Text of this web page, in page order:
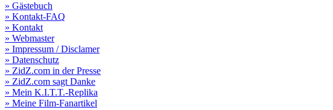
» Gästebuch
» Kontakt-FAQ
» Kontakt
» Webmaster
» Impressum / Disclamer
» Datenschutz
» ZidZ.com in der Presse
» ZidZ.com sagt Danke
» Mein K.I.T.T.-Replika
» Meine Film-Fanartikel